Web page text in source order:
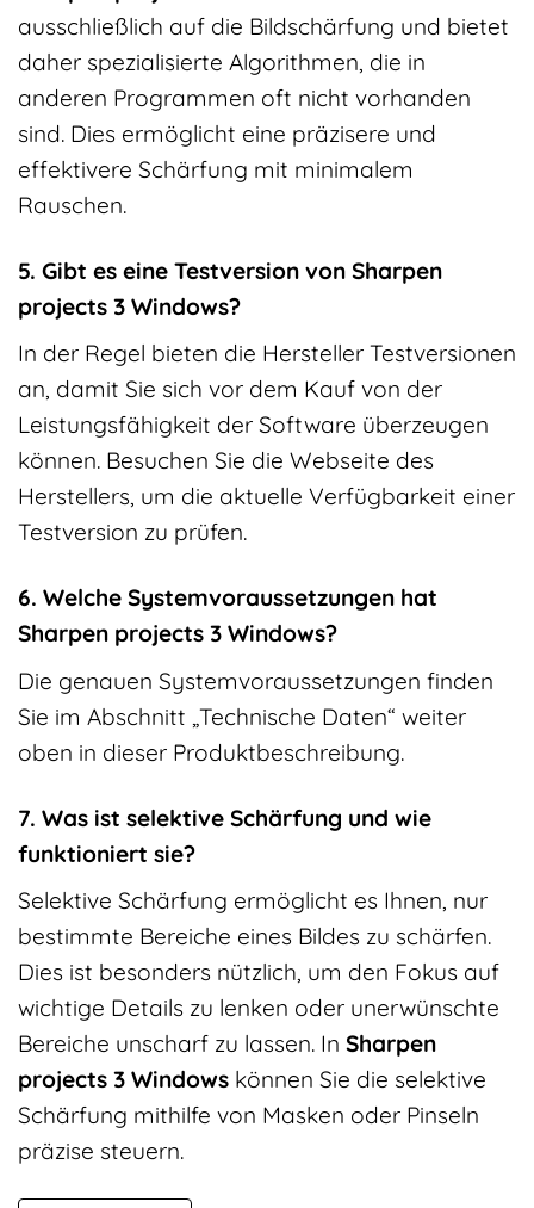
ausschließlich auf die Bildschärfung und bietet
daher spezialisierte Algorithmen, die in
anderen Programmen oft nicht vorhanden
sind. Dies ermöglicht eine präzisere und
effektivere Schärfung mit minimalem
Rauschen.
5. Gibt es eine Testversion von Sharpen
projects 3 Windows?
In der Regel bieten die Hersteller Testversionen
an, damit Sie sich vor dem Kauf von der
Leistungsfähigkeit der Software überzeugen
können. Besuchen Sie die Webseite des
Herstellers, um die aktuelle Verfügbarkeit einer
Testversion zu prüfen.
6. Welche Systemvoraussetzungen hat
Sharpen projects 3 Windows?
Die genauen Systemvoraussetzungen finden
Sie im Abschnitt „Technische Daten“ weiter
oben in dieser Produktbeschreibung.
7. Was ist selektive Schärfung und wie
funktioniert sie?
Selektive Schärfung ermöglicht es Ihnen, nur
bestimmte Bereiche eines Bildes zu schärfen.
Dies ist besonders nützlich, um den Fokus auf
wichtige Details zu lenken oder unerwünschte
Bereiche unscharf zu lassen. In Sharpen
projects 3 Windows können Sie die selektive
Schärfung mithilfe von Masken oder Pinseln
präzise steuern.